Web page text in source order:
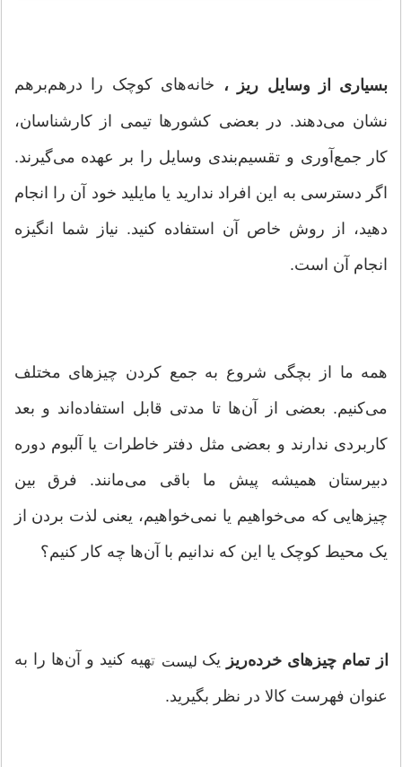
بسیاری از وسایل ریز ، خانه‌های کوچک را درهم‌برهم
نشان می‌دهند. در بعضی کشورها تیمی از کارشناسان،
کار جمع‌آوری و تقسیم‌بندی وسایل را بر عهده می‌گیرند.
اگر دسترسی به این افراد ندارید یا مایلید خود آن را انجام
دهید، از روش خاص آن استفاده کنید. نیاز شما انگیزه‌
انجام آن است.
همه ما از بچگی شروع به جمع کردن چیزهای مختلف
می‌کنیم. بعضی از آن‌ها تا مدتی قابل استفاده‌اند و بعد
کاربردی ندارند و بعضی مثل دفتر خاطرات یا آلبوم دوره
دبیرستان همیشه پیش ما باقی می‌مانند. فرق بین
چیزهایی که می‌خواهیم یا نمی‌خواهیم، یعنی لذت بردن از
یک محیط کوچک یا این که ندانیم با آن‌ها چه کار کنیم؟
از تمام چیزهای خرده‌ریز یک لیست تهیه کنید و آن‌ها را به
عنوان فهرست کالا در نظر بگیرید.